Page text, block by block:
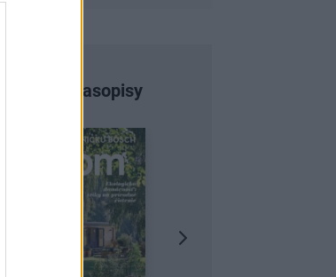
Najnovšie časopisy